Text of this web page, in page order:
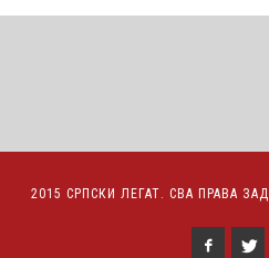
2015 СРПСКИ ЛЕГАТ. СВА ПРАВА